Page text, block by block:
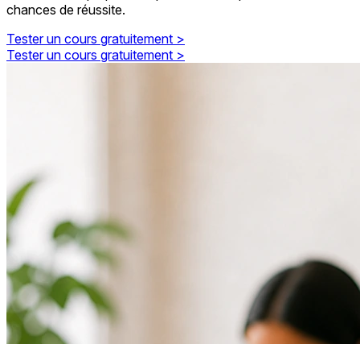
chances de réussite.
Tester un cours gratuitement >
Tester un cours gratuitement >